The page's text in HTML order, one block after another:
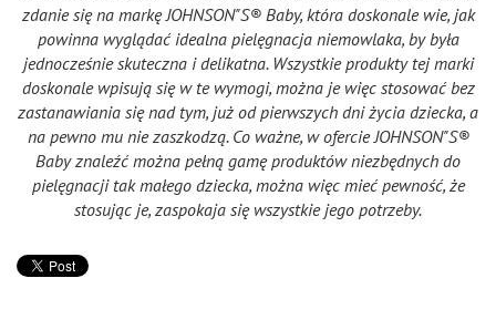
zdanie się na markę JOHNSON"S® Baby, która doskonale wie, jak
powinna wyglądać idealna pielęgnacja niemowlaka, by była
jednocześnie skuteczna i delikatna. Wszystkie produkty tej marki
doskonale wpisują się w te wymogi, można je więc stosować bez
zastanawiania się nad tym, już od pierwszych dni życia dziecka, a
na pewno mu nie zaszkodzą. Co ważne, w ofercie JOHNSON"S®
Baby znaleźć można pełną gamę produktów niezbędnych do
pielęgnacji tak małego dziecka, można więc mieć pewność, że
stosując je, zaspokaja się wszystkie jego potrzeby.